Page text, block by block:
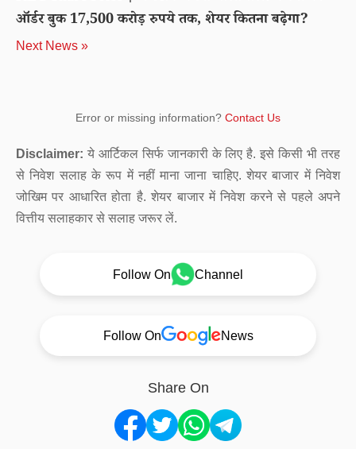
ऑर्डर बुक 17,500 करोड़ रुपये तक, शेयर कितना बढ़ेगा?
Next News »
Error or missing information? Contact Us
Disclaimer: ये आर्टिकल सिर्फ जानकारी के लिए है. इसे किसी भी तरह
से निवेश सलाह के रूप में नहीं माना जाना चाहिए. शेयर बाजार में निवेश
जोखिम पर आधारित होता है. शेयर बाजार में निवेश करने से पहले अपने
वित्तीय सलाहकार से सलाह जरूर लें.
Follow On Channel
Follow On News
Share On